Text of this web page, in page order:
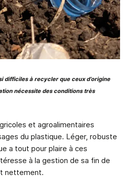
difficiles à recycler que ceux d’origine
nécessite des conditions très
et agroalimentaires
du plastique. Léger, robuste
a tout pour plaire à ces
à la gestion de sa fin de
nettement.